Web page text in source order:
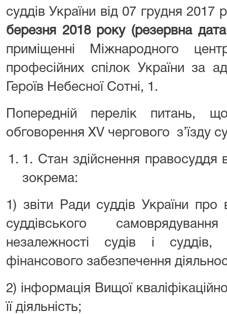
суддів України від 07 грудня
березня 2018 року (резервна
приміщенні Міжнародного
професійних спілок України за
Героїв Небесної Сотні, 1.
Попередній перелік питань,
обговорення ХV чергового з’їзду
1. Стан здійснення
зокрема:
1) звіти Ради суддів України про
суддівського
незалежності судів і суддів,
фінансового забезпечення
2) інформація Вищої
її діяльність;